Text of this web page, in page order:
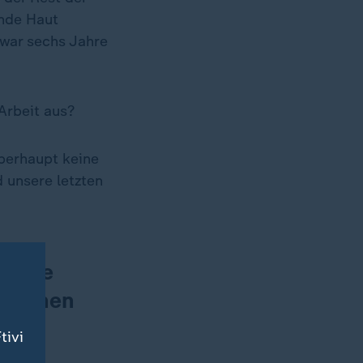
Haut
sechs Jahre
aus?
keine
unsere letzten
die